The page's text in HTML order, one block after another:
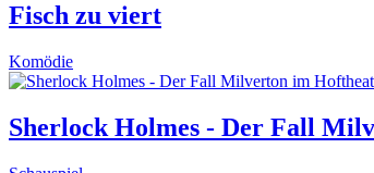
Fisch zu viert
Komödie
Sherlock Holmes - Der Fall